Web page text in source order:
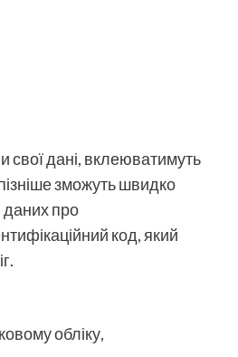
свої дані, вклеюватимуть
зможуть швидко
даних про
код, який
обліку,